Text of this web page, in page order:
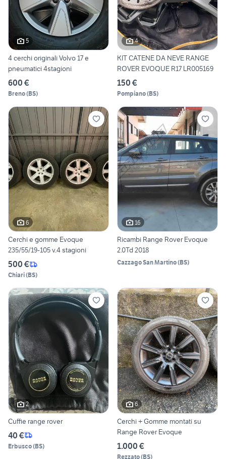
5
4 cerchi originali Volvo 17 e
pneumatici 4stagioni
600 €
Breno(BS)
4
KIT CATENE DA NEVE RANGE
ROVER EVOQUE R17 LR005169
150 €
Pompiano(BS)
6
Cerchi e gomme Evoque
235/55/19-105 v.4 stagioni
500 €
Chiari(BS)
16
Ricambi Range Rover Evoque
2.0Td 2018
Cazzago San Martino(BS)
2
Cuffie range rover
40 €
Erbusco(BS)
6
Cerchi + Gomme montati su
Range Rover Evoque
1.000 €
Rezzato(BS)